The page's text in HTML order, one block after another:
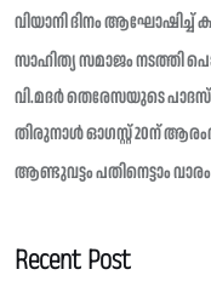
വിയാനി ദിനം ആഘോഷിച്ച്
സാഹിത്യ സമാജം നടത്തി
വി.മദർ തെരേസയുടെ
തിരുനാൾ ഓഗസ്റ്റ് 20ന്
ആണ്ടുവട്ടം പതിനെട്ടാം
Recent Post